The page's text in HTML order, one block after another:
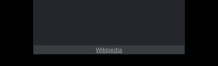
Wikipedia